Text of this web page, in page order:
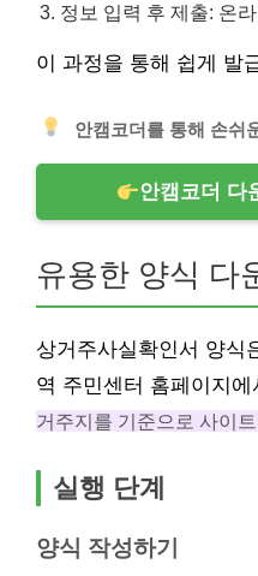
정보 입력 후 제출: 온
이 과정을 통해 쉽게 발
안캠코더를 통해 손쉬
안캠코더 다
유용한 양식 다
상거주사실확인서 양식
역 주민센터 홈페이지
거주지를 기준으로 사이
실행 단계
양식 작성하기